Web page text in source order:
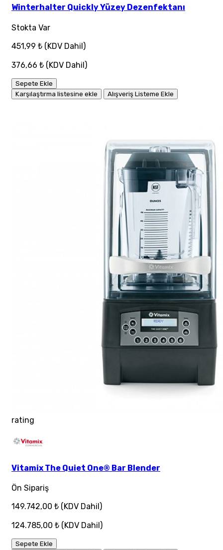
Winterhalter Quickly Yüzey Dezenfektanı
Stokta Var
451,99 ₺ (KDV Dahil)
376,66 ₺ (KDV Dahil)
Sepete Ekle
Karşılaştırma listesine ekle
Alışveriş Listeme Ekle
rating
Vitamix The Quiet One® Bar Blender
Ön Sipariş
149.742,00 ₺ (KDV Dahil)
124.785,00 ₺ (KDV Dahil)
Sepete Ekle